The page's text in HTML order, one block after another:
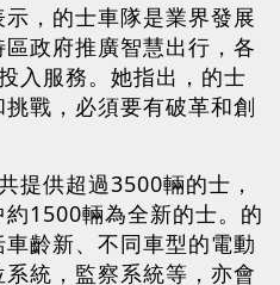
，的士車隊是業界發展
政府推廣智慧出行，各
入服務。她指出，的士
戰，必須要有破革和創
提供超過3500輛的士，
1500輛為全新的士。的
齡新、不同車型的電動
統，監察系統等，亦會